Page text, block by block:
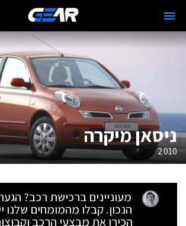
ניסאן מיקרה
2010
מעוניינים ברכישת רכב?
הנכון. קבלו מהמומחים שלנו
הכירו את מבצעי הרכב